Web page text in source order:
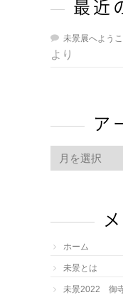
最近
未景展へようこ
より
ア
ー
ブ
ホーム
未景とは
未景2022 御